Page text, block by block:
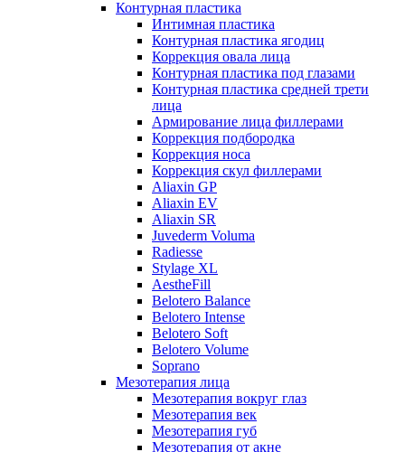
Контурная пластика
Интимная пластика
Контурная пластика ягодиц
Коррекция овала лица
Контурная пластика под глазами
Контурная пластика средней трети
лица
Армирование лица филлерами
Коррекция подбородка
Коррекция носа
Коррекция скул филлерами
Aliaxin GP
Aliaxin EV
Aliaxin SR
Juvederm Voluma
Radiesse
Stylage XL
AestheFill
Belotero Balance
Belotero Intense
Belotero Soft
Belotero Volume
Soprano
Мезотерапия лица
Мезотерапия вокруг глаз
Мезотерапия век
Мезотерапия губ
Мезотерапия от акне